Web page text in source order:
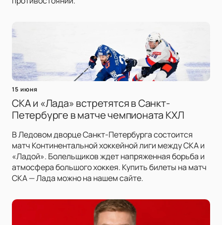
15 июня
СКА и «Лада» встретятся в Санкт-
Петербурге в матче чемпионата КХЛ
В Ледовом дворце Санкт-Петербурга состоится
матч Континентальной хоккейной лиги между СКА и
«Ладой». Болельщиков ждет напряженная борьба и
атмосфера большого хоккея. Купить билеты на матч
СКА — Лада можно на нашем сайте.